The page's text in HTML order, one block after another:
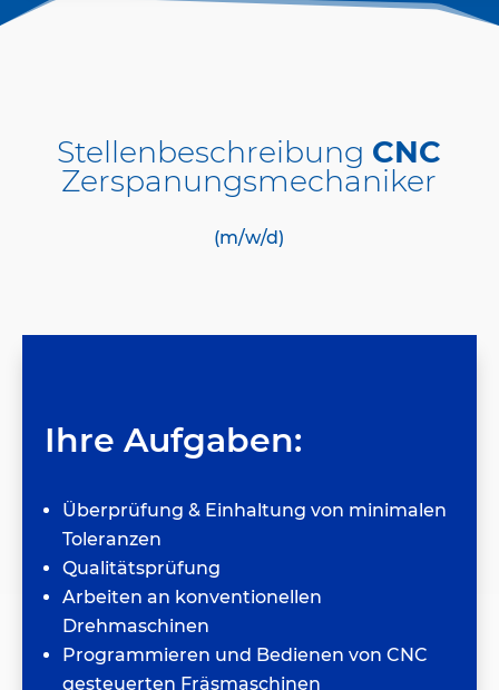
Stellenbeschreibung CNC
Zerspanungsmechaniker
(m/w/d)
Ihre Aufgaben:
Überprüfung & Einhaltung von minimalen
Toleranzen
Qualitätsprüfung
Arbeiten an konventionellen
Drehmaschinen
Programmieren und Bedienen von CNC
gesteuerten Fräsmaschinen